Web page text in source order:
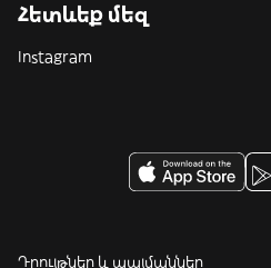
Հետևեք մեզ
Instagram
Դրույթներ և պայմաններ